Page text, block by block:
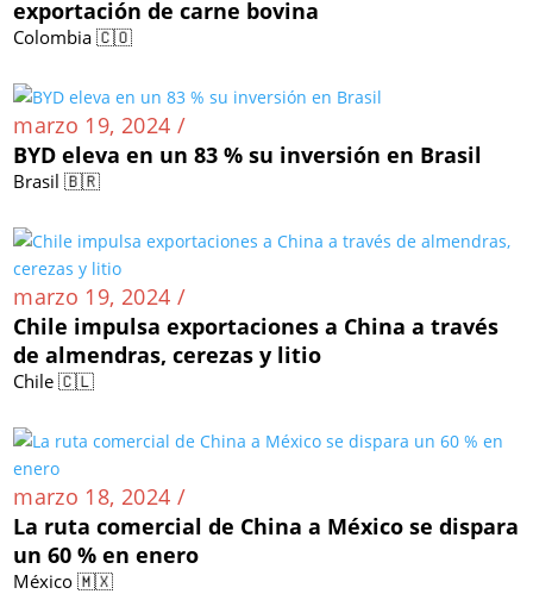
exportación de carne bovina
Colombia 🇨🇴
marzo 19, 2024 /
BYD eleva en un 83 % su inversión en Brasil
Brasil 🇧🇷
marzo 19, 2024 /
Chile impulsa exportaciones a China a través
de almendras, cerezas y litio
Chile 🇨🇱
marzo 18, 2024 /
La ruta comercial de China a México se dispara
un 60 % en enero
México 🇲🇽